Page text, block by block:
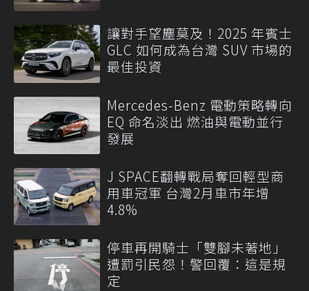
讓對手望塵莫及！2025 年賓士
GLC 如何成為台灣 SUV 市場的
最佳投資
Mercedes-Benz 電動策略轉向
EQ 命名淡出 燃油與電動並行
發展
J SPACE翻轉戰局奪回輕型商
用車冠軍 台灣2月車市年增
4.8%
停車再開騎士「雙腳未著地」
遭罰引民怨！警回覆：這是規
定